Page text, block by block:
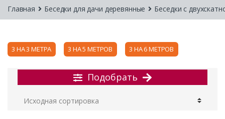
Главная Беседки для дачи деревянные Беседки с
3 НА 3 МЕТРА 3 НА 5 МЕТРОВ 3 НА 6 МЕТРОВ
Подобрать